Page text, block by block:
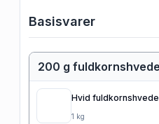
Basisvarer
200 g
Hvid
1 kg